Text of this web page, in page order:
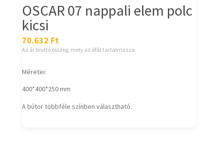
OSCAR 07 nappali elem polc
kicsi
70.632 Ft
Az ár bruttó összeg, mely az áfát tartalmazza.
Méretei:
400*400*250 mm
A bútor többféle színben választható.